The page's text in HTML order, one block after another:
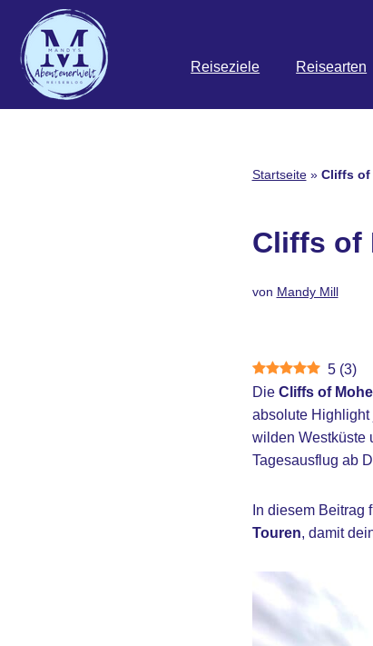
Zum
Inhalt
springen
Reiseziele Reisearten
Startseite» Cliffs of
Cliffs of
von Mandy Mill
5 (3)
Die Cliffs of
absolute Highlight
wilden Westküste
Tagesausflug ab
In diesem Beitrag
Touren, damit